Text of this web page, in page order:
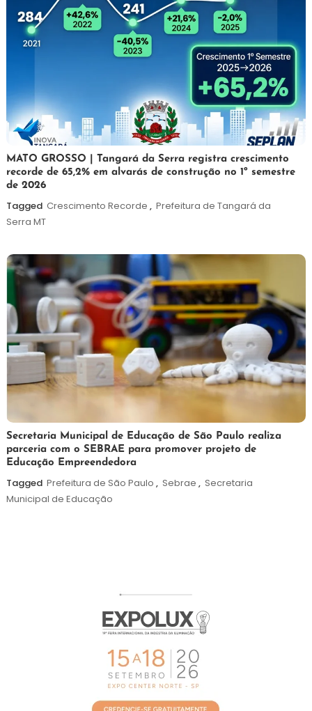
5
de
agosto
de
2026
Maurilio
MATO GROSSO | Tangará da Serra registra crescimento
recorde de 65,2% em alvarás de construção no 1º semestre
de 2026
Tagged Crescimento Recorde , Prefeitura de Tangará da
Serra MT
5
de
agosto
de
2026
Maurilio
Secretaria Municipal de Educação de São Paulo realiza
parceria com o SEBRAE para promover projeto de
Educação Empreendedora
Tagged Prefeitura de São Paulo , Sebrae , Secretaria
Municipal de Educação